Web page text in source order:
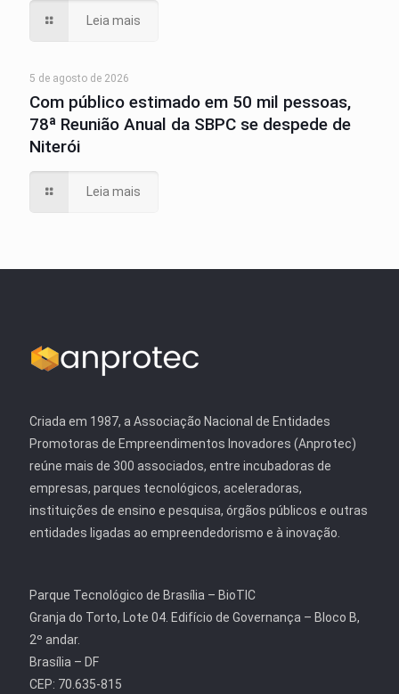
Leia mais
5 de agosto de 2026
Com público estimado em 50 mil pessoas,
78ª Reunião Anual da SBPC se despede de
Niterói
Leia mais
Criada em 1987, a Associação Nacional de Entidades
Promotoras de Empreendimentos Inovadores (Anprotec)
reúne mais de 300 associados, entre incubadoras de
empresas, parques tecnológicos, aceleradoras,
instituições de ensino e pesquisa, órgãos públicos e outras
entidades ligadas ao empreendedorismo e à inovação.
Parque Tecnológico de Brasília – BioTIC
Granja do Torto, Lote 04. Edifício de Governança – Bloco B,
2º andar.
Brasília – DF
CEP: 70.635-815